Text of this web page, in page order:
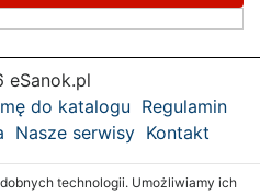
do katalogu Regulamin
Nasze serwisy Kontakt
technologii. Umożliwiamy ich